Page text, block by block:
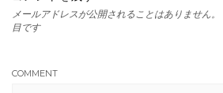
メールアドレスが公開されることはありません。
目です
COMMENT